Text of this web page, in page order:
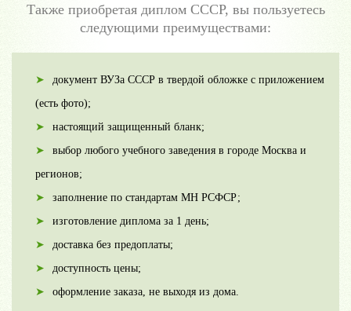
Также приобретая диплом СССР, вы пользуетесь
следующими преимуществами:
документ ВУЗа СССР в твердой обложке с приложением
(есть фото);
настоящий защищенный бланк;
выбор любого учебного заведения в городе Москва и
регионов;
заполнение по стандартам МН РСФСР;
изготовление диплома за 1 день;
доставка без предоплаты;
доступность цены;
оформление заказа, не выходя из дома.